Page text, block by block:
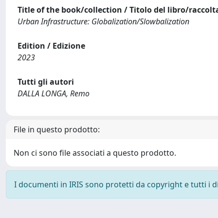
Title of the book/collection / Titolo del libro/
Urban Infrastructure: Globalization/Slowbalization
Edition / Edizione
2023
Tutti gli autori
DALLA LONGA, Remo
File in questo prodotto:
Non ci sono file associati a questo prodotto.
I documenti in IRIS sono protetti da copyright e tutti i